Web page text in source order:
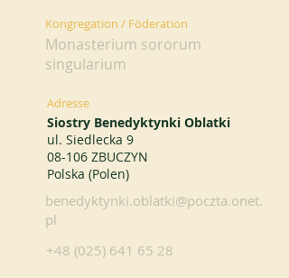
Kongregation / Föderation
Monasterium sororum
singularium
Adresse
Siostry Benedyktynki Oblatki
ul. Siedlecka 9
08-106 ZBUCZYN
Polska (Polen)
benedyktynki.oblatki@poczta.onet.
pl
+48 (025) 641 65 28